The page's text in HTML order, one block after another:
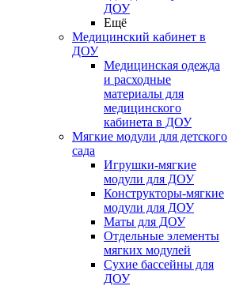
ДОУ
Ещё
Медицинский кабинет в
ДОУ
Медицинская одежда
и расходные
материалы для
медицинского
кабинета в ДОУ
Мягкие модули для детского
сада
Игрушки-мягкие
модули для ДОУ
Конструкторы-мягкие
модули для ДОУ
Маты для ДОУ
Отдельные элементы
мягких модулей
Сухие бассейны для
ДОУ